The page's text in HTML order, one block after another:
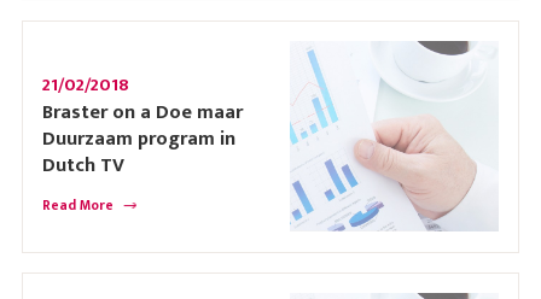
21/02/2018
Braster on a Doe maar
Duurzaam program in
Dutch TV
Read More